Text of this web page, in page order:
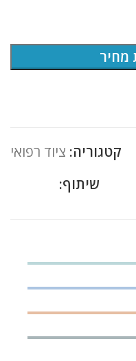
מחיר
קטגוריה: ציוד רפואי
שיתוף: